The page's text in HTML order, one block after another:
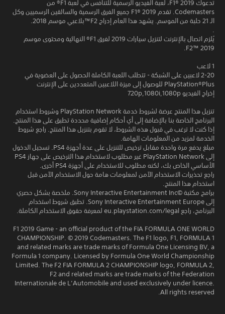
تدعوك F1® 2019، لعبة الفيديو الرسمية للتنافس في لعبة F1® من
Codemasters. تقدم F1® 2019 جميع الفرق الرسمية والسائقين الرسميين وكل
الـ 21 حلبة من الموسم. يشهد هذا العام إدراج F2™بلاعبي موسم 2018.
.
يُلزم اتصال بالإنترنت لتنزيل سيارات 2019 لفرق F1® النهائية ومحتوى موسم
F2™ 2019.
1 لاعب
2-20 لاعبين على الشبكة - تتطلب اللعبة الكاملة الحصول على العضوية في
PlayStation®Plus للوصول إلى ميزة اللاعبين المتعددين على الإنترنت
إخراج الفيديو 720p,1080i,1080p
تنزيل هذا المنتج عرضة لشروط خدمة PlayStation Network وشروط استخدام
البرنامج الخاصة بنا بالإضافة إلى أي أحكام إضافية محددة تطبق على هذا المنتج.
إذا كنت لا ترغب في قبول هذه الشروط، لا تقوم بتنزيل هذا المنتج. راجع شروط
الخدمة لمزيد من المعلومات الهامة.
مبلغ يدفع مرة واحدة مقابل ترخيص للتنزيل على عدة أجهزة PS4. تسجيل الدخول
إلى PlayStation Network غير مطلوب لاستخدام هذا الترخيص على جهاز PS4
الأساسي الخاص بك، لكنه مطلوب للاستخدام على أجهزة PS4 أخرى.
راجع تحذيرات الاستخدام الآمن لمعلومات هامة حول الاستخدام الآمن قبل
استخدام هذا المنتج.
برامج مكتبة ©Sony Interactive Entertainment Inc. ملخصة بشكل حصري
إلى Sony Interactive Entertainment Europe. تطبق شروط استخدام
البرنامج، راجع eu.playstation.com/legal لمعرفة حقوق الاستخدام الكاملة.
F1 2019 Game - an official product of the FIA FORMULA ONE WORLD
CHAMPIONSHIP. © 2019 Codemasters. The F1 logo, F1, FORMULA 1
and related marks are trade marks of Formula One Licensing BV, a
Formula 1 company. Licensed by Formula One World Championship
Limited. The F2 FIA FORMULA 2 CHAMPIONSHIP logo, FORMULA 2,
F2 and related marks are trade marks of the Federation
Internationale de L’Automobile and used exclusively under licence.
All rights reserved.